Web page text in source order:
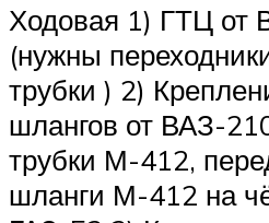
Ходовая 1) ГТЦ от
(нужны
трубки ) 2)
шлангов от ВАЗ-
трубки М-412,
шланги М-412 на